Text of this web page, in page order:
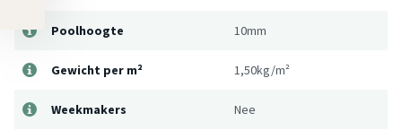
Poolhoogte 10mm
Gewicht per m² 1,50kg/m²
Weekmakers Nee